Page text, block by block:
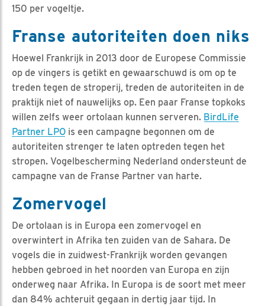
150 per vogeltje.
Franse autoriteiten doen niks
Hoewel Frankrijk in 2013 door de Europese Commissie
op de vingers is getikt en gewaarschuwd is om op te
treden tegen de stroperij, treden de autoriteiten in de
praktijk niet of nauwelijks op. Een paar Franse topkoks
willen zelfs weer ortolaan kunnen serveren. BirdLife
Partner LPO is een campagne begonnen om de
autoriteiten strenger te laten optreden tegen het
stropen. Vogelbescherming Nederland ondersteunt de
campagne van de Franse Partner van harte.
Zomervogel
De ortolaan is in Europa een zomervogel en
overwintert in Afrika ten zuiden van de Sahara. De
vogels die in zuidwest-Frankrijk worden gevangen
hebben gebroed in het noorden van Europa en zijn
onderweg naar Afrika. In Europa is de soort met meer
dan 84% achteruit gegaan in dertig jaar tijd. In